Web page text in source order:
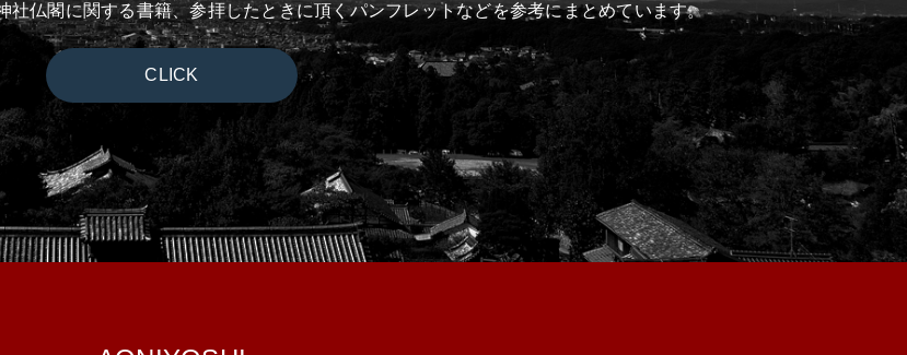
社仏閣に関する書籍、参拝したときに頂くパンフレットなどを参考にまとめています。
CLICK